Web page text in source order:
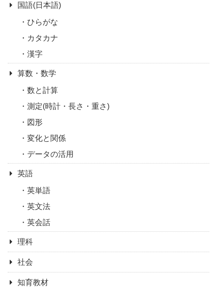
国語(日本語)
ひらがな
カタカナ
漢字
算数・数学
数と計算
測定(時計・長さ・重さ)
図形
変化と関係
データの活用
英語
英単語
英文法
英会話
理科
社会
知育教材